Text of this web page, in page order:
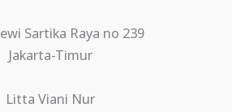
Sartika Raya no 239
Jakarta-Timur
Litta Viani Nur